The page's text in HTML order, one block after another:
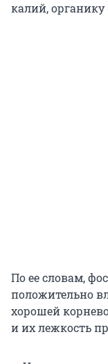
калий, органику
По ее словам,
положительно
хорошей
и их лежкость